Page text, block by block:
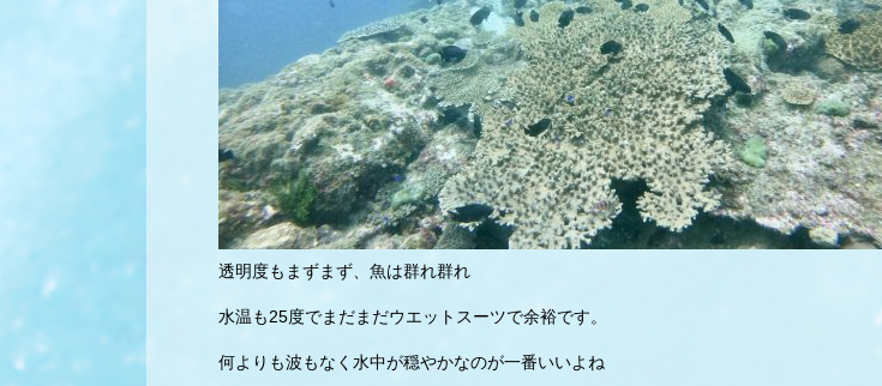
透明度もまずまず、魚は群れ群れ
水温も25度でまだまだウエットスーツで余裕です。
何よりも波もなく水中が穏やかなのが一番いいよね